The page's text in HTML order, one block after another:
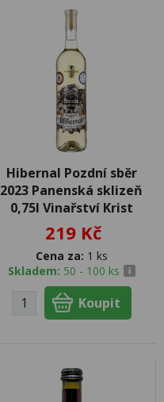
Hibernal Pozdní sběr
2023 Panenská sklizeň
0,75l Vinařství Krist
219 Kč
Cena za: 1 ks
Skladem: 50 - 100 ks